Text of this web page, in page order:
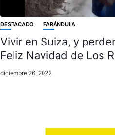
DESTACADO FARÁNDULA
Vivir en Suiza, y
Feliz Navidad de Los
diciembre 26, 2022